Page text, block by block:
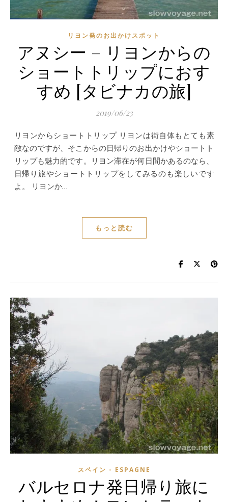
リヨン発のお出かけスポット
アヌシー – リヨンからの
ショートトリップにおす
すめ [タビナカの旅]
2019/06/23
リヨンからショートトリップ リヨンは街自体もとても素
敵なのですが、そこからの日帰りのお出かけやショートト
リップも魅力的です。リヨン滞在が何日間かあるのなら、
日帰り旅やショートトリップをしてみるのも楽しいです
よ。 リヨンか…
もっと読む
スペイン - ESPAGNE
バルセロナ発日帰り旅に